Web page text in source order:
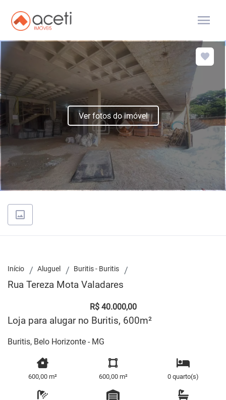
menu
Ver fotos do imóvel
Início Aluguel Buritis - Buritis
Rua Tereza Mota Valadares
R$ 40.000,00
Loja para alugar no Buritis, 600m²
Buritis, Belo Horizonte - MG
600,00 m² 600,00 m² 0 quarto(s)